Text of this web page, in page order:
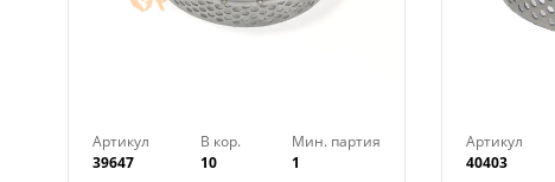
Артикул
39647
В кор.
10
Мин. партия
1
Артикул
40403